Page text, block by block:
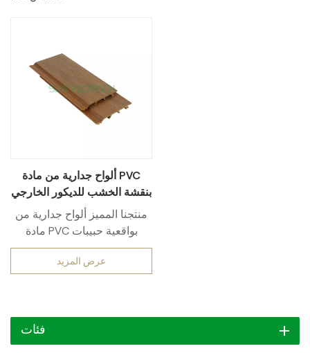
ألواح جدارية من مادة PVC
بنقشة الخشب للديكور الخارجي
منتجنا المميز ألواح جدارية من
مادة PVC بواقعية حبيبات
الخشب الملمس - حل ممتاز لـ
في الهواء الطلق ديكور!
الحقيقي فحسب، بل تُضفي
لمسة جمالية رائعة أيضًا. حبيبات
عرض المزيد
فئات